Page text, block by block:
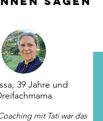
39 Jahre und
mit Tati war das